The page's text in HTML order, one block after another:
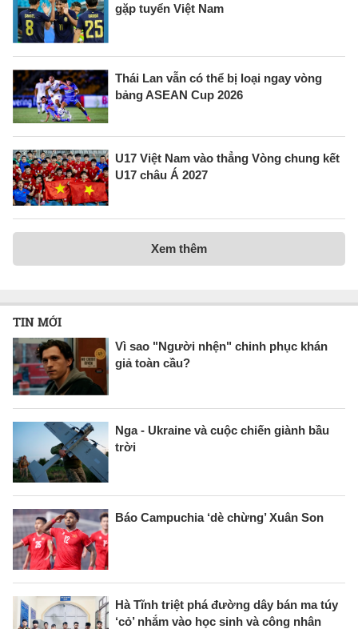
gặp tuyển Việt Nam
Thái Lan vẫn có thể bị loại ngay vòng
bảng ASEAN Cup 2026
U17 Việt Nam vào thẳng Vòng chung kết
U17 châu Á 2027
Xem thêm
TIN MỚI
Vì sao "Người nhện" chinh phục khán
giả toàn cầu?
Nga - Ukraine và cuộc chiến giành bầu
trời
Báo Campuchia ‘dè chừng’ Xuân Son
Hà Tĩnh triệt phá đường dây bán ma túy
‘cỏ’ nhắm vào học sinh và công nhân